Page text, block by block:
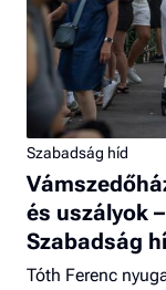
Szabadság híd
és uszályok
Szabadság
Tóth Ferenc